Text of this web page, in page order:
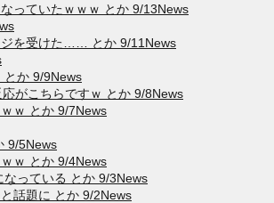
っていたｗｗｗ とか 9/13News
ジを受けた…… とか 9/11News
とか 9/9News
がこちらですｗ とか 9/8News
ｗ とか 9/7News
9/5News
ｗ とか 9/4News
っている とか 9/3News
話題に とか 9/2News